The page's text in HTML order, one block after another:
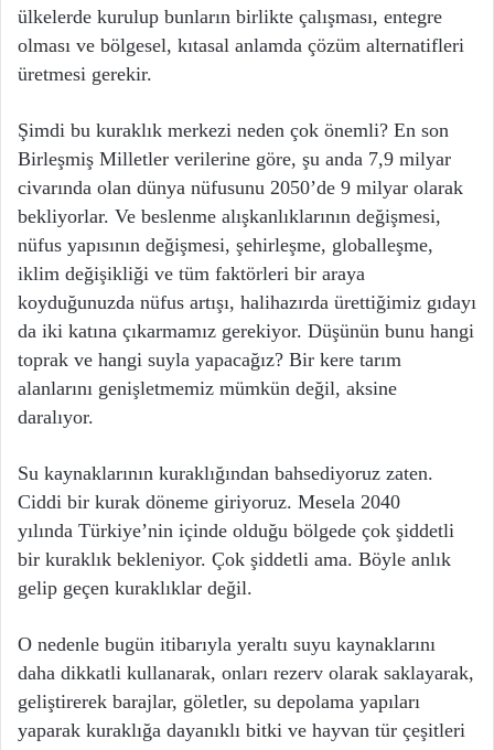
ülkelerde kurulup bunların birlikte çalışması, entegre
olması ve bölgesel, kıtasal anlamda çözüm alternatifleri
üretmesi gerekir.
Şimdi bu kuraklık merkezi neden çok önemli? En son
Birleşmiş Milletler verilerine göre, şu anda 7,9 milyar
civarında olan dünya nüfusunu 2050’de 9 milyar olarak
bekliyorlar. Ve beslenme alışkanlıklarının değişmesi,
nüfus yapısının değişmesi, şehirleşme, globalleşme,
iklim değişikliği ve tüm faktörleri bir araya
koyduğunuzda nüfus artışı, halihazırda ürettiğimiz gıdayı
da iki katına çıkarmamız gerekiyor. Düşünün bunu hangi
toprak ve hangi suyla yapacağız? Bir kere tarım
alanlarını genişletmemiz mümkün değil, aksine
daralıyor.
Su kaynaklarının kuraklığından bahsediyoruz zaten.
Ciddi bir kurak döneme giriyoruz. Mesela 2040
yılında Türkiye’nin içinde olduğu bölgede çok şiddetli
bir kuraklık bekleniyor. Çok şiddetli ama. Böyle anlık
gelip geçen kuraklıklar değil.
O nedenle bugün itibarıyla yeraltı suyu kaynaklarını
daha dikkatli kullanarak, onları rezerv olarak saklayarak,
geliştirerek barajlar, göletler, su depolama yapıları
yaparak kuraklığa dayanıklı bitki ve hayvan tür çeşitleri